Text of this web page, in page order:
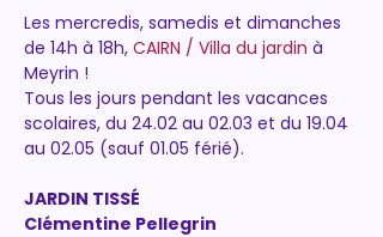
Les mercredis, samedis et dimanches
de 14h à 18h, CAIRN / Villa du jardin à
Meyrin !
Tous les jours pendant les vacances
scolaires, du 24.02 au 02.03 et du 19.04
au 02.05 (sauf 01.05 férié).
JARDIN TISSÉ
Clémentine Pellegrin